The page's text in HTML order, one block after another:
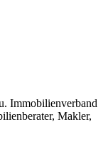
Immobilienverband
Makler,